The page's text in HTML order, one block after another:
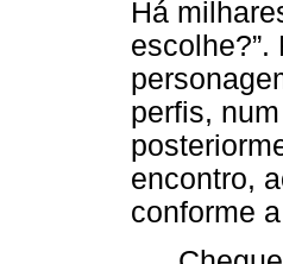
Há
perfis,
encontro,
conforme